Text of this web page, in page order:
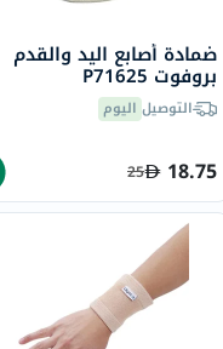
ضمادة أصابع اليد والقدم
بروفوت P71625
التوصيل اليوم
18.75
25